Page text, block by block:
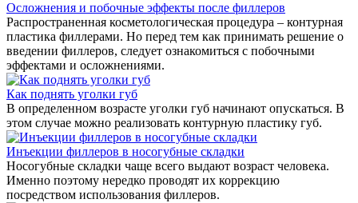
Осложнения и побочные эффекты после филлеров
Распространенная косметологическая процедура – контурная
пластика филлерами. Но перед тем как принимать решение о
введении филлеров, следует ознакомиться с побочными
эффектами и осложнениями.
Как поднять уголки губ
В определенном возрасте уголки губ начинают опускаться. В
этом случае можно реализовать контурную пластику губ.
Инъекции филлеров в носогубные складки
Носогубные складки чаще всего выдают возраст человека.
Именно поэтому нередко проводят их коррекцию
посредством использования филлеров.